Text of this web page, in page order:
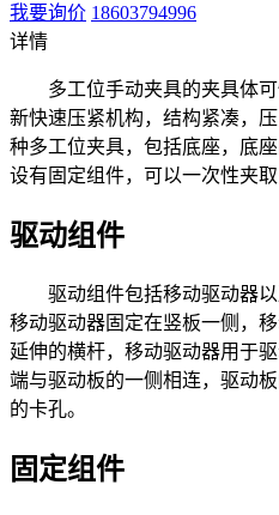
我要询价 18603794996
详情
多工位手动夹具的夹具体可
新快速压紧机构，结构紧凑，
种多工位夹具，包括底座，底
设有固定组件，可以一次性夹
驱动组件
驱动组件包括移动驱动器以
移动驱动器固定在竖板一侧，
延伸的横杆，移动驱动器用于
端与驱动板的一侧相连，驱动
的卡孔。
固定组件